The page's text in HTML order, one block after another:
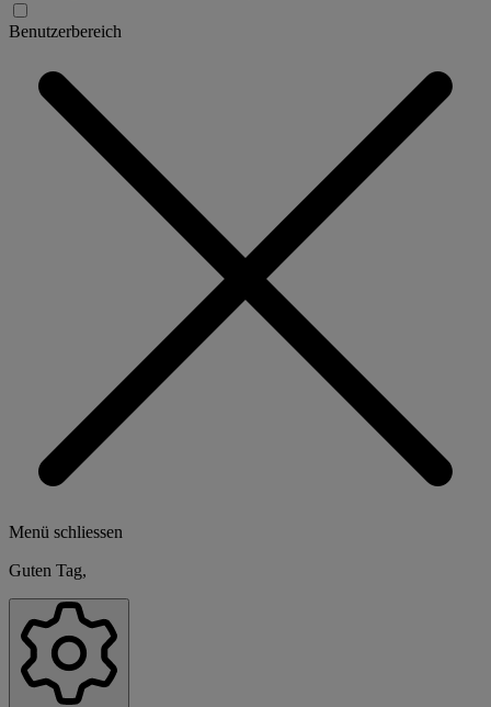
Benutzerbereich
Menü schliessen
Guten Tag,